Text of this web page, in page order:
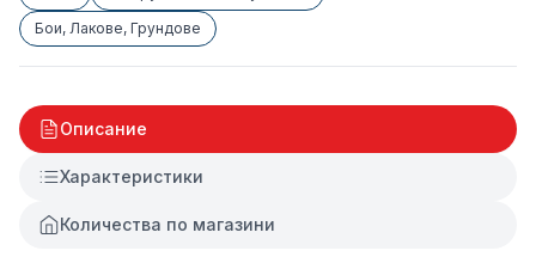
Бои, Лакове, Грундове
Описание
Характеристики
Количества по магазини